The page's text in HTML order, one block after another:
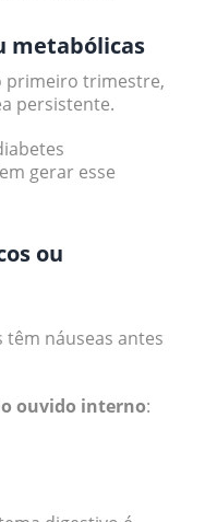
metabólicas
primeiro trimestre,
persistente.
gerar esse
ou
têm náuseas antes
ouvido interno: